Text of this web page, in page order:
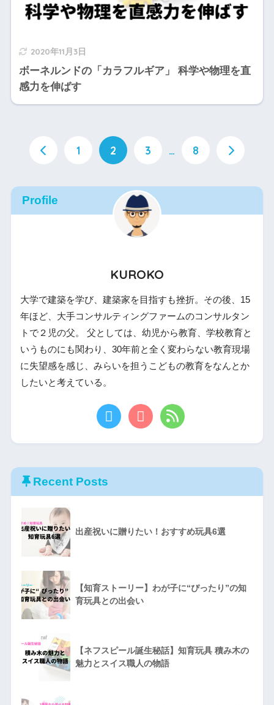
2020年11月3日
ボーネルンドの「カラフルギア」 科学や物理を直
感力を伸ばす
1 2 3 … 8
Profile
KUROKO
大学で建築を学び、建築家を目指すも挫折。その後、15
年ほど、大手コンサルティングファームのコンサルタン
トで２児の父。 父としては、幼児から教育、学校教育と
いうものにも関わり、30年前と全く変わらない教育現場
に失望感を感じ、みらいを担うこどもの教育をなんとか
したいと考えている。
Recent Posts
出産祝いに贈りたい！おすすめ玩具6選
【知育ストーリー】わが子に“ぴったり”の知
育玩具との出会い
【ネフスピール誕生秘話】知育玩具 積み木の
魅力とスイス職人の物語